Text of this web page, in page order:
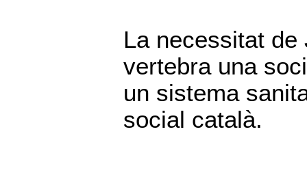
La necessitat
vertebra una
un sistema
social català.